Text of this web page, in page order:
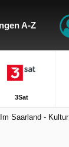
A-Z
3Sat
Saarland - Kultur